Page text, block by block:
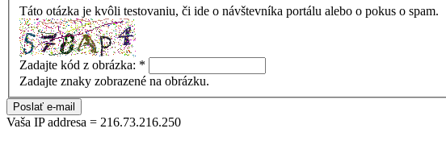
Táto otázka je kvôli testovaniu, či ide o návštevníka portálu alebo o pokus o spam.
Zadajte kód z obrázka: *
Zadajte znaky zobrazené na obrázku.
Vaša IP addresa = 216.73.216.250